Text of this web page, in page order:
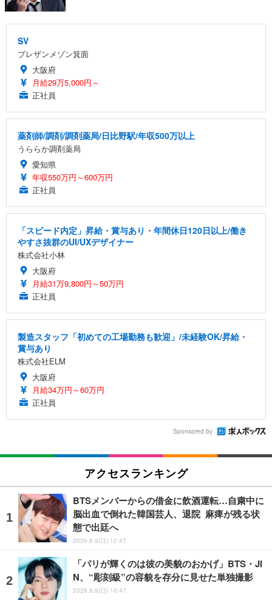
SV
プレザンメゾン箕面
大阪府
月給29万5,000円～
正社員
薬剤師/調剤/調剤薬局/日比野駅/年収500万以上
うららか調剤薬局
愛知県
年収550万円～600万円
正社員
「スピード内定」昇給・賞与あり・年間休日120日以上/働き
やすさ抜群のUI/UXデザイナー
株式会社小林
大阪府
月給31万9,800円～50万円
正社員
製造スタッフ「初めての工場勤務も歓迎」/未経験OK/昇給・
賞与あり
株式会社ELM
大阪府
月給34万円～60万円
正社員
Sponsored by
アクセスランキング
BTSメンバーからの借金に飲酒運転…自粛中に
脳出血で倒れた韓国芸人、退院 麻痺が残る状
態で出廷へ
2026.8.9(日) 12:47
「パリが輝くのは彼の美貌のおかげ」BTS・JI
N、“彫刻級”の容貌を存分に見せた単独撮影
2026.8.9(日) 10:47